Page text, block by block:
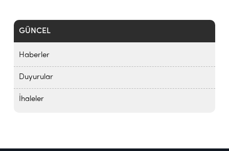
GÜNCEL
Haberler
Duyurular
İhaleler